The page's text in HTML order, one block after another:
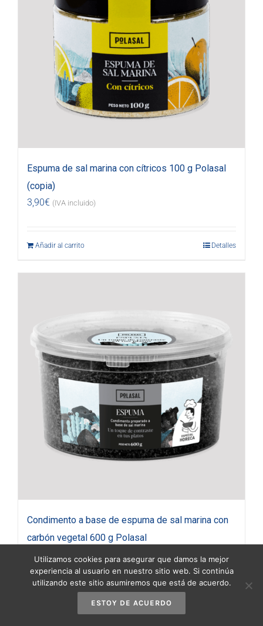
Espuma de sal marina con cítricos 100 g Polasal
(copia)
3,90€ (IVA incluido)
Añadir al carrito Detalles
Condimento a base de espuma de sal marina con
carbón vegetal 600 g Polasal
18,95
(IVA incluido)
Utilizamos cookies para asegurar que damos la mejor
experiencia al usuario en nuestro sitio web. Si continúa
utilizando este sitio asumiremos que está de acuerdo.
ESTOY DE ACUERDO